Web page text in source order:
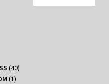
4040
11